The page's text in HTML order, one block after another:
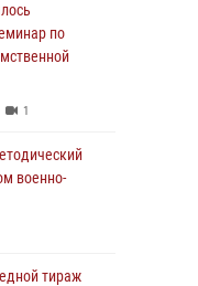
по
1
военно-
тираж